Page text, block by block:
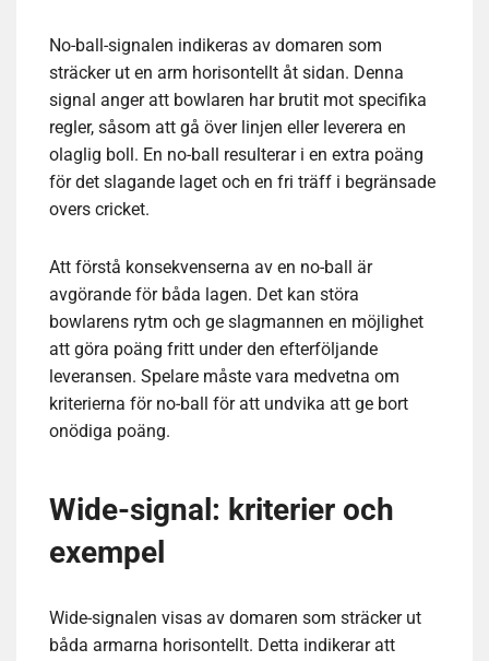
No-ball-signalen indikeras av domaren som
sträcker ut en arm horisontellt åt sidan. Denna
signal anger att bowlaren har brutit mot specifika
regler, såsom att gå över linjen eller leverera en
olaglig boll. En no-ball resulterar i en extra poäng
för det slagande laget och en fri träff i begränsade
overs cricket.
Att förstå konsekvenserna av en no-ball är
avgörande för båda lagen. Det kan störa
bowlarens rytm och ge slagmannen en möjlighet
att göra poäng fritt under den efterföljande
leveransen. Spelare måste vara medvetna om
kriterierna för no-ball för att undvika att ge bort
onödiga poäng.
Wide-signal: kriterier och
exempel
Wide-signalen visas av domaren som sträcker ut
båda armarna horisontellt. Detta indikerar att